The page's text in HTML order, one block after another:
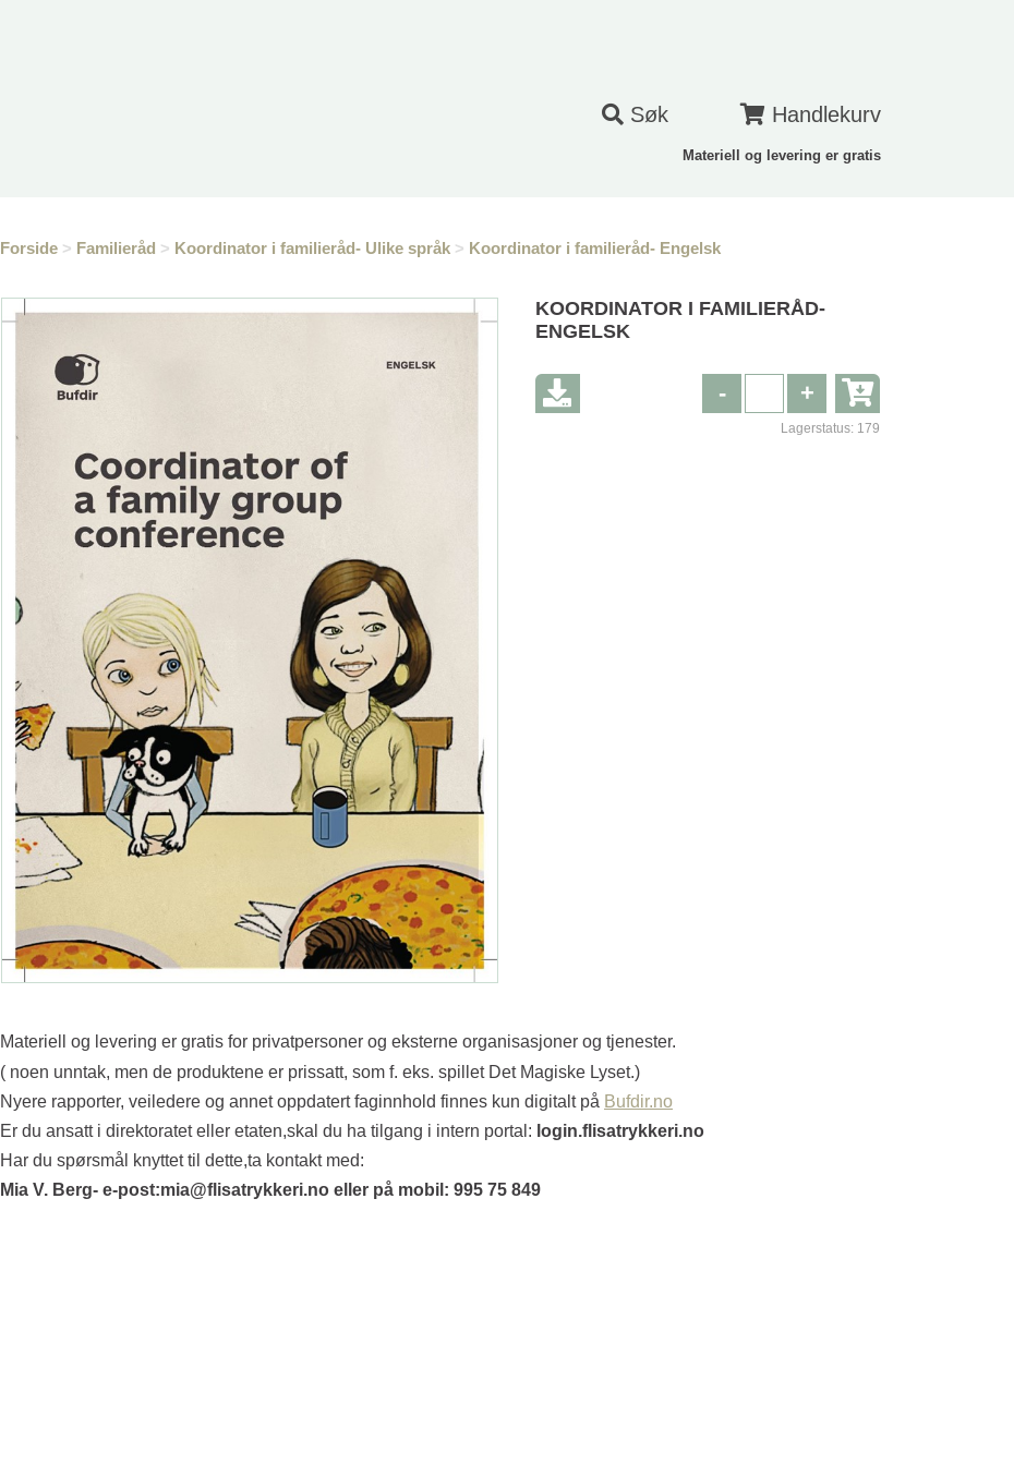
Søk Handlekurv
Materiell og levering er gratis
Forside > Familieråd > Koordinator i familieråd- Ulike språk > Koordinator i familieråd- Engelsk
KOORDINATOR I FAMILIERÅD-
ENGELSK
+
-
Lagerstatus: 179
Materiell og levering er gratis for privatpersoner og eksterne organisasjoner og tjenester.
( noen unntak, men de produktene er prissatt, som f. eks. spillet Det Magiske Lyset.)
Nyere rapporter, veiledere og annet oppdatert faginnhold finnes kun digitalt på Bufdir.no
Er du ansatt i direktoratet eller etaten,skal du ha tilgang i intern portal: login.flisatrykkeri.no
Har du spørsmål knyttet til dette,ta kontakt med:
Mia V. Berg- e-post:mia@flisatrykkeri.no eller på mobil: 995 75 849